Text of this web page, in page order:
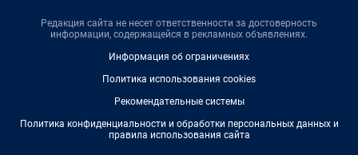
Редакция сайта не несет ответственности за достоверность
информации, содержащейся в рекламных объявлениях.
Информация об ограничениях
Политика использования cookies
Рекомендательные системы
Политика конфиденциальности и обработки персональных данных и
правила использования сайта